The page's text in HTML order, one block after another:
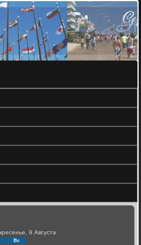
9 Августа
Вс